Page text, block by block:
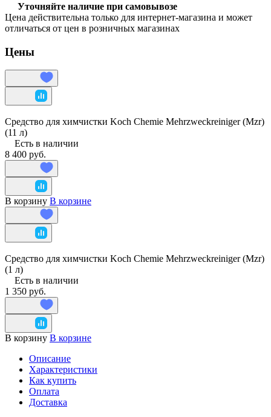
Уточняйте наличие при самовывозе
Цена действительна только для интернет-магазина и может
отличаться от цен в розничных магазинах
Цены
Средство для химчистки Koch Chemie Mehrzweckreiniger (Mzr)
(11 л)
Есть в наличии
8 400 руб.
В корзину В корзине
Средство для химчистки Koch Chemie Mehrzweckreiniger (Mzr)
(1 л)
Есть в наличии
1 350 руб.
В корзину В корзине
Описание
Характеристики
Как купить
Оплата
Доставка